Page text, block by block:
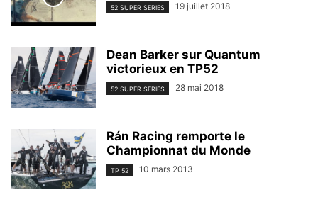
52 SUPER SERIES 19 juillet 2018
Dean Barker sur Quantum
victorieux en TP52
52 SUPER SERIES 28 mai 2018
Rán Racing remporte le
Championnat du Monde
TP 52 10 mars 2013